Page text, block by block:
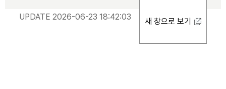
UPDATE 2026-06-23 18:42:03 새 창으로 보기